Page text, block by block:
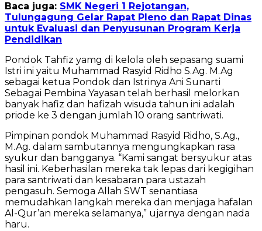
Baca juga: SMK Negeri 1 Rejotangan,
Tulungagung Gelar Rapat Pleno dan Rapat Dinas
untuk Evaluasi dan Penyusunan Program Kerja
Pendidikan
Pondok Tahfiz yamg di kelola oleh sepasang suami
Istri ini yaitu Muhammad Rasyid Ridho S.Ag. M.Ag
sebagai ketua Pondok dan Istrinya Ani Sunarti
Sebagai Pembina Yayasan telah berhasil melorkan
banyak hafiz dan hafizah wisuda tahun ini adalah
priode ke 3 dengan jumlah 10 orang santriwati.
Pimpinan pondok Muhammad Rasyid Ridho, S.Ag.,
M.Ag. dalam sambutannya mengungkapkan rasa
syukur dan bangganya. “Kami sangat bersyukur atas
hasil ini. Keberhasilan mereka tak lepas dari kegigihan
para santriwati dan kesabaran para ustazah
pengasuh. Semoga Allah SWT senantiasa
memudahkan langkah mereka dan menjaga hafalan
Al-Qur’an mereka selamanya,” ujarnya dengan nada
haru.